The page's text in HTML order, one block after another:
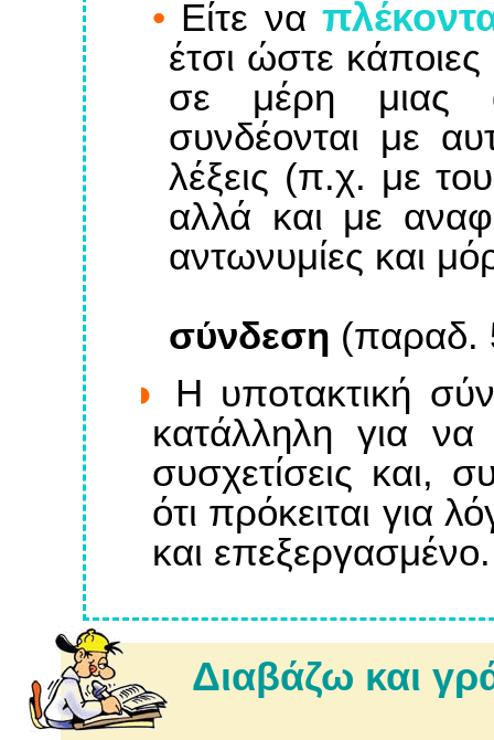
• Eίτε να
έτσι ώστε
σε μέρη μιας
συνδέονται με
λέξεις (π.χ. με
αλλά και με
αντωνυμίες και
σύνδεση (παραδ.
H υποτακτική
κατάλληλη για να
συσχετίσεις και,
ότι πρόκειται για
και επεξεργασμένο.
Διαβάζω και